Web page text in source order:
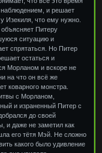
и решает
Изекиля, что ему нужно.
объясняет Питеру
ситуацию и
спрятаться. Но Питер
остаться и
Морланом и вскоре не
на что он всё же
коварного монстра.
с Морланом,
и израненный Питер с
до своей
и даже не заметил как
его тётя Мэй. Не сложно
какого было удивление